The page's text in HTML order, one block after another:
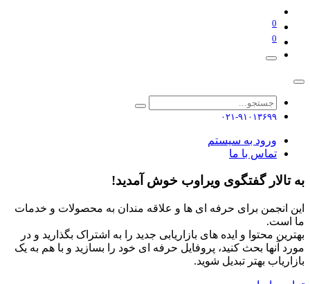
0
0
۰۲۱-۹۱۰۱۳۶۹۹
ورود به سیستم
تماس با ما
به تالار گفتگوی ویراوب خوش آمدید!
این انجمن برای حرفه ای ها و علاقه مندان به محصولات و خدمات
ما است.
بهترین محتوا و ایده های بازاریابی جدید را به اشتراک بگذارید و در
مورد آنها بحث کنید، پروفایل حرفه ای خود را بسازید و با هم به یک
بازاریاب بهتر تبدیل شوید.